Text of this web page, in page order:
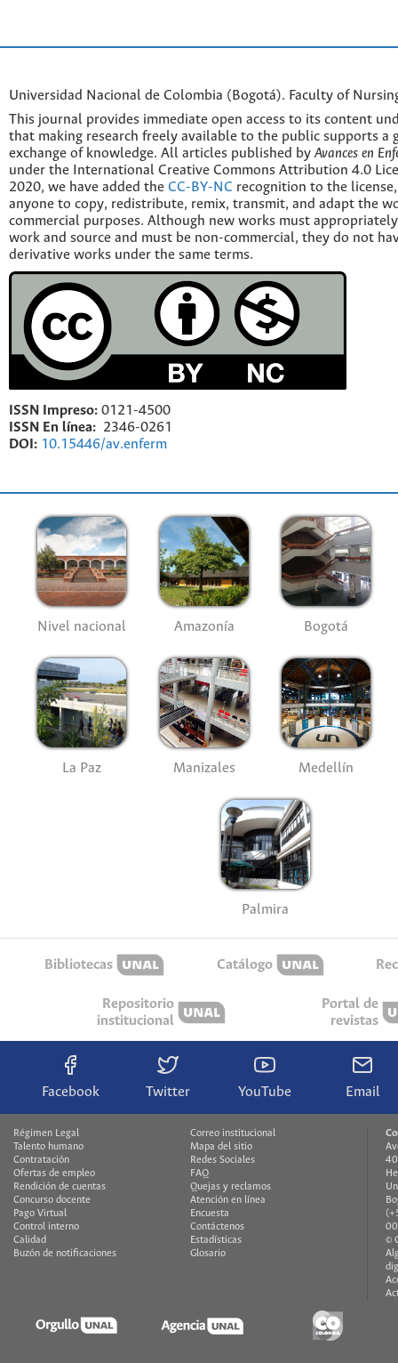
Universidad Nacional de Colombia (Bogotá). Faculty of
This journal provides immediate open access to its content
that making research freely available to the public supports a
exchange of knowledge. All articles published by Avances en
under the International Creative Commons Attribution 4.0
2020, we have added the CC-BY-NC recognition to the
anyone to copy, redistribute, remix, transmit, and adapt the
commercial purposes. Although new works must
work and source and must be non-commercial, they do not
derivative works under the same terms.
ISSN Impreso: 0121-4500
ISSN En línea: 2346-0261
DOI: 10.15446/av.enferm
Nivel nacional Amazonía Bogotá
La Paz Manizales Medellín
Palmira
Bibliotecas Catálogo
Repositorio
institucional
Portal de
revistas
Facebook Twitter YouTube Email
Régimen Legal
Talento humano
Contratación
Ofertas de empleo
Rendición de cuentas
Concurso docente
Pago Virtual
Control interno
Calidad
Buzón de notificaciones
Correo institucional
Mapa del sitio
Redes Sociales
FAQ
Quejas y reclamos
Atención en línea
Encuesta
Contáctenos
Estadísticas
Glosario
©